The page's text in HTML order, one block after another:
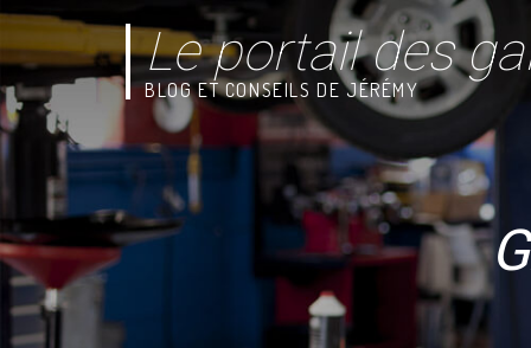
Le portail des
BLOG ET CONSEILS DE JÉRÉMY